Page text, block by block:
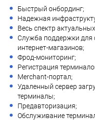
Быстрый онбординг;
Надежная
Весь спектр
Служба поддержки для
интернет-магазинов;
Фрод-мониторинг;
Регистрация
Merchant-портал;
Удаленный сервер
терминалы;
Предавторизация;
Обслуживание